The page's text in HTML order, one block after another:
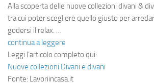
Alla scoperta delle nuove collezioni divani &
tra cui poter scegliere quello giusto per
godersi il relax. …
continua a leggere
Leggi l’articolo completo qui:
Nuove collezioni Divani e divani
Fonte: Lavoriincasa.it